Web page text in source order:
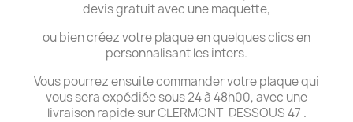
devis gratuit avec une maquette,
ou bien créez votre plaque en quelques clics en
personnalisant les inters.
Vous pourrez ensuite commander votre plaque qui
vous sera expédiée sous 24 à 48h00, avec une
livraison rapide sur CLERMONT-DESSOUS 47 .